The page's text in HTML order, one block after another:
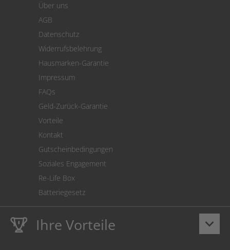
Cookie Einstellungen
Über uns
AGB
Datenschutz
Widerrufsbelehrung
Hausmarken-Garantie
Impressum
FAQs
Geld-Zurück-Garantie
Vorteile
Kontakt
Gutscheinbedingungen
Soziales Engagement
Re-Life Box
Batteriegesetz
keyboard_arrow_down
Ihre Vorteile